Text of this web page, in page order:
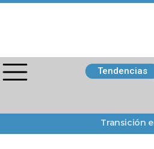
Tendencias
Transición